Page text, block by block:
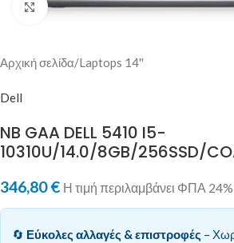
Κλικ για μεγέθυνση
Αρχική σελίδα/Laptops 14''
Dell
NB GAA DELL 5410 I5-
10310U/14.0/8GB/256SSD/
346,80€ Η τιμή περιλαμβάνει ΦΠΑ 24%
🔄 Εύκολες αλλαγές & επιστροφές –